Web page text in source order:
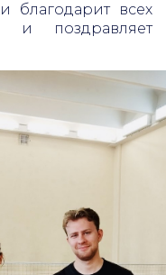
благодарит всех
и поздравляет